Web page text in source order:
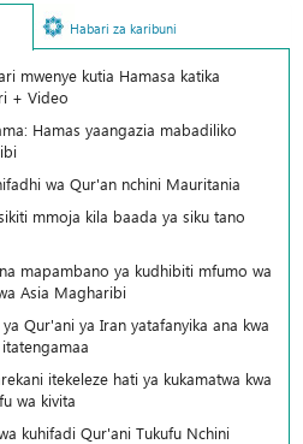
Habari za karibuni
mwenye kutia Hamasa katika
+ Video
Hamas yaangazia mabadiliko
wa Qur'an nchini Mauritania
mmoja kila baada ya siku tano
mapambano ya kudhibiti mfumo wa
Asia Magharibi
Qur'ani ya Iran yatafanyika ana kwa
itekeleze hati ya kukamatwa kwa
wa kivita
kuhifadi Qur'ani Tukufu Nchini